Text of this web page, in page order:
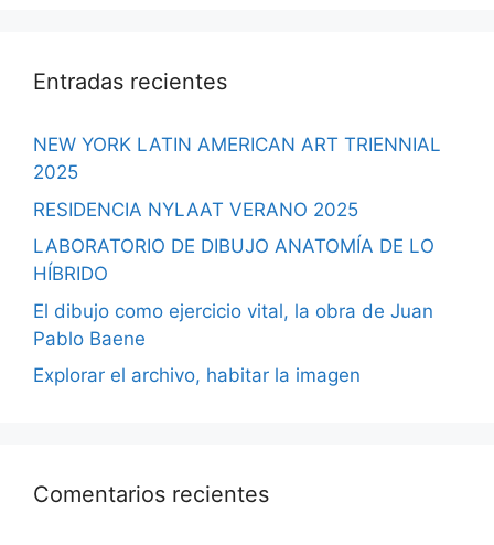
Entradas recientes
NEW YORK LATIN AMERICAN ART TRIENNIAL
2025
RESIDENCIA NYLAAT VERANO 2025
LABORATORIO DE DIBUJO ANATOMÍA DE LO
HÍBRIDO
El dibujo como ejercicio vital, la obra de Juan
Pablo Baene
Explorar el archivo, habitar la imagen
Comentarios recientes